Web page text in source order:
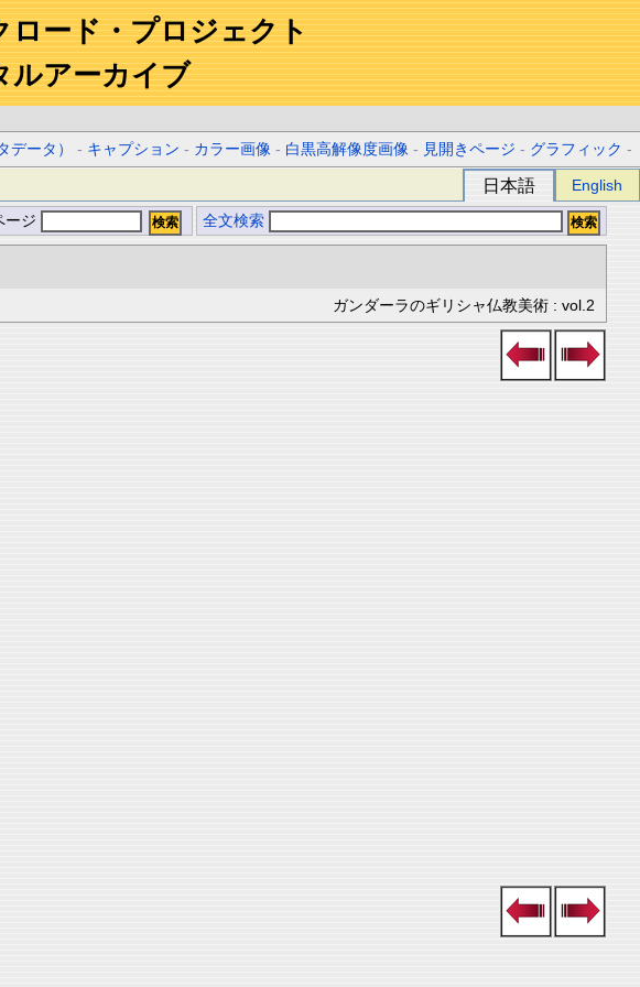
ロード・プロジェクト
ルアーカイブ
データ） - キャプション - カラー画像 - 白黒高解像度画像 - 見開きページ - グラフィック -
日本語 English
ージ 全文検索
ガンダーラのギリシャ仏教美術 : vol.2